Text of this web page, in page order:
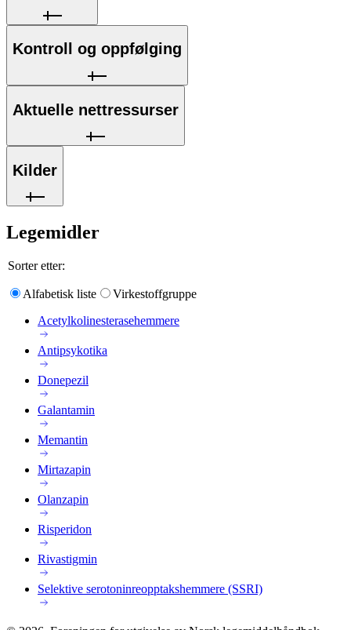
Kontroll og oppfølging
Aktuelle nettressurser
Kilder
Legemidler
Sorter etter:
Alfabetisk liste
Virkestoffgruppe
Acetylkolinesterasehemmere
Antipsykotika
Donepezil
Galantamin
Memantin
Mirtazapin
Olanzapin
Risperidon
Rivastigmin
Selektive serotoninreopptakshemmere (SSRI)